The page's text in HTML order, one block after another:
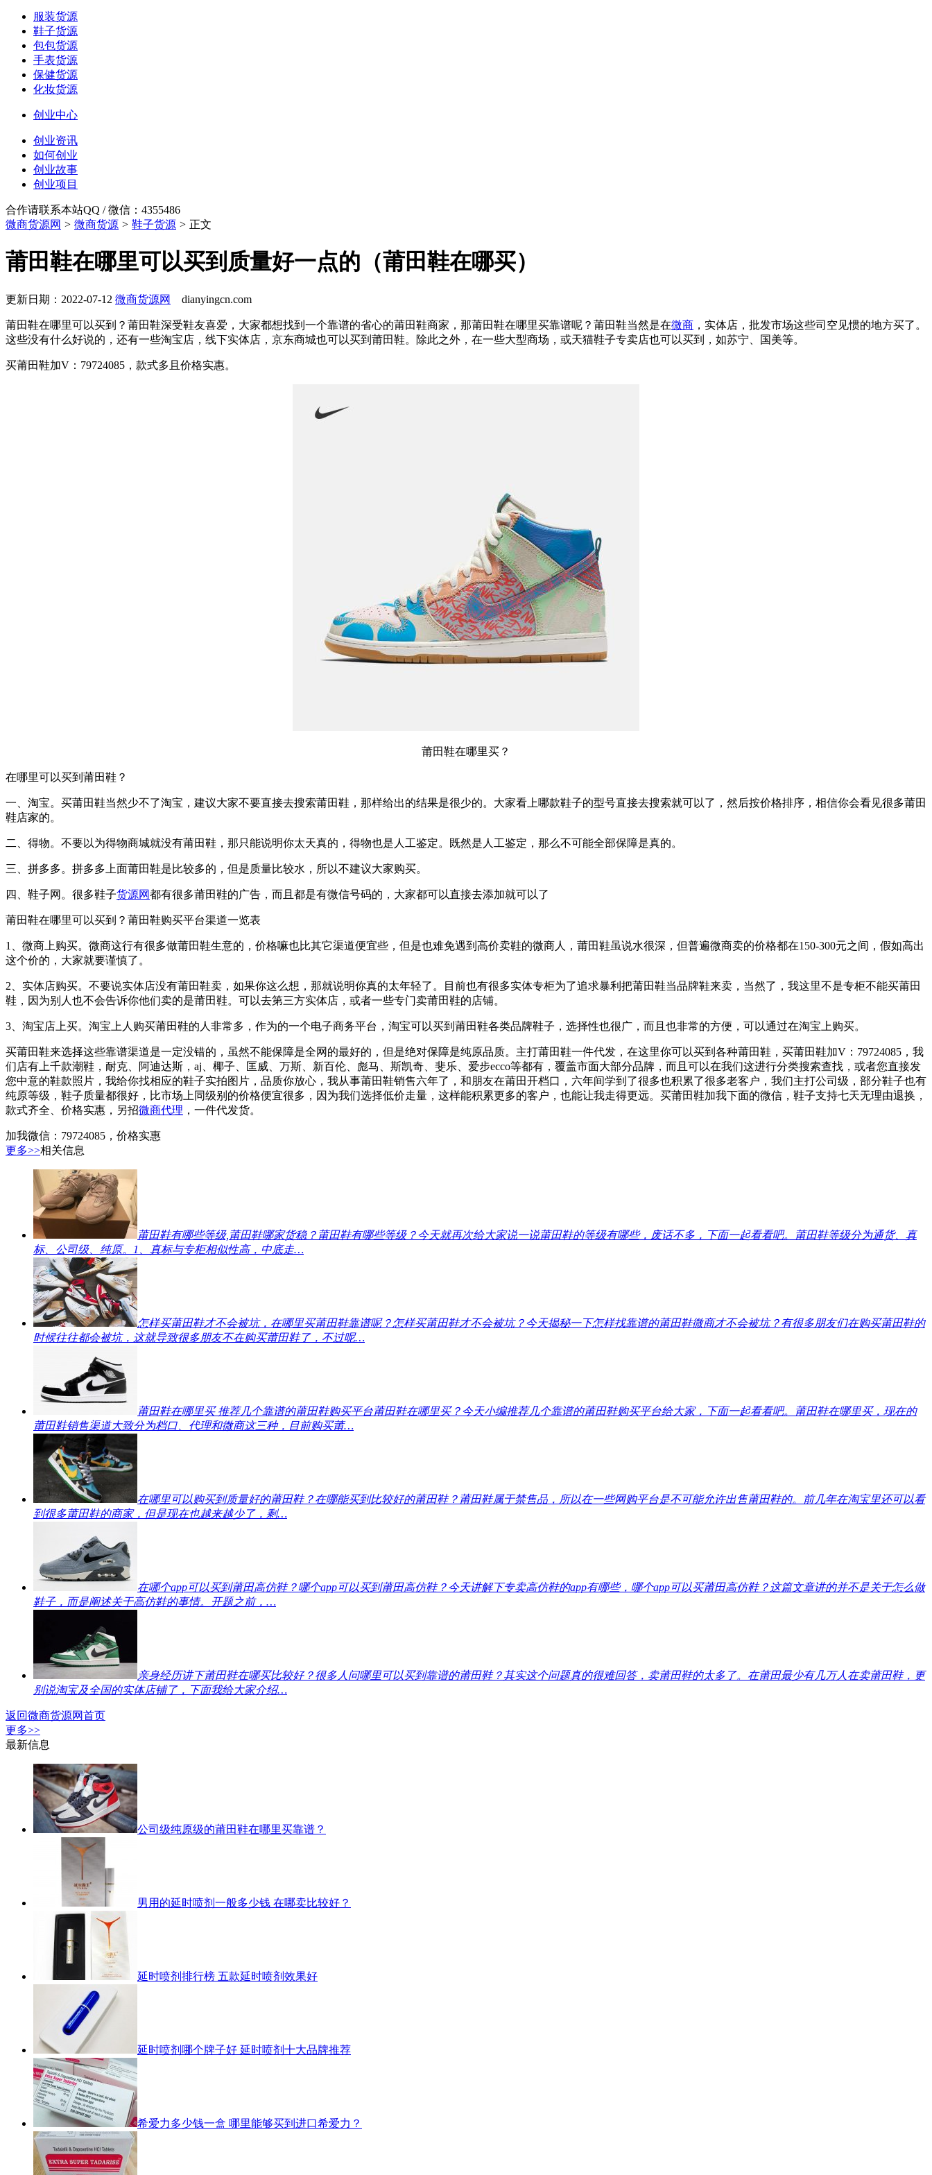
服装货源
鞋子货源
包包货源
手表货源
保健货源
化妆货源
创业中心
创业资讯
如何创业
创业故事
创业项目
合作请联系本站QQ / 微信：4355486
微商货源网 > 微商货源 > 鞋子货源 > 正文
莆田鞋在哪里可以买到质量好一点的（莆田鞋在哪买）
更新日期：2022-07-12 微商货源网 dianyingcn.com
莆田鞋在哪里可以买到？莆田鞋深受鞋友喜爱，大家都想找到一个靠谱的省心的莆田鞋商家，那莆田鞋在哪里买靠谱呢？莆田鞋当然是在微商 ，实体店，批发市场这些司空见惯的地方买了。
这些没有什么好说的，还有一些淘宝店，线下实体店，京东商城也可以买到莆田鞋。除此之外，在一些大型商场，或天猫鞋子专卖店也可以买到，如苏宁、国美等。
买莆田鞋加V：79724085，款式多且价格实惠。
莆田鞋在哪里买？
在哪里可以买到莆田鞋？
一、淘宝。买莆田鞋当然少不了淘宝，建议大家不要直接去搜索莆田鞋，那样给出的结果是很少的。大家看上哪款鞋子的型号直接去搜索就可以了，然后按价格排序，相信你会看见很多莆田
鞋店家的。
二、得物。不要以为得物商城就没有莆田鞋，那只能说明你太天真的，得物也是人工鉴定。既然是人工鉴定，那么不可能全部保障是真的。
三、拼多多。拼多多上面莆田鞋是比较多的，但是质量比较水，所以不建议大家购买。
四、鞋子网。很多鞋子货源网都有很多莆田鞋的广告，而且都是有微信号码的，大家都可以直接去添加就可以了
莆田鞋在哪里可以买到？莆田鞋购买平台渠道一览表
1、微商上购买。微商这行有很多做莆田鞋生意的，价格嘛也比其它渠道便宜些，但是也难免遇到高价卖鞋的微商人，莆田鞋虽说水很深，但普遍微商卖的价格都在150-300元之间，假如高出
这个价的，大家就要谨慎了。
2、实体店购买。不要说实体店没有莆田鞋卖，如果你这么想，那就说明你真的太年轻了。目前也有很多实体专柜为了追求暴利把莆田鞋当品牌鞋来卖，当然了，我这里不是专柜不能买莆田
鞋，因为别人也不会告诉你他们卖的是莆田鞋。可以去第三方实体店，或者一些专门卖莆田鞋的店铺。
3、淘宝店上买。淘宝上人购买莆田鞋的人非常多，作为的一个电子商务平台，淘宝可以买到莆田鞋各类品牌鞋子，选择性也很广，而且也非常的方便，可以通过在淘宝上购买。
买莆田鞋来选择这些靠谱渠道是一定没错的，虽然不能保障是全网的最好的，但是绝对保障是纯原品质。主打莆田鞋一件代发，在这里你可以买到各种莆田鞋，买莆田鞋加V：79724085，我
们店有上千款潮鞋，耐克、阿迪达斯，aj、椰子、匡威、万斯、新百伦、彪马、斯凯奇、斐乐、爱步ecco等都有，覆盖市面大部分品牌，而且可以在我们这进行分类搜索查找，或者您直接发
您中意的鞋款照片，我给你找相应的鞋子实拍图片，品质你放心，我从事莆田鞋销售六年了，和朋友在莆田开档口，六年间学到了很多也积累了很多老客户，我们主打公司级，部分鞋子也有
纯原等级，鞋子质量都很好，比市场上同级别的价格便宜很多，因为我们选择低价走量，这样能积累更多的客户，也能让我走得更远。买莆田鞋加我下面的微信，鞋子支持七天无理由退换，
款式齐全、价格实惠，另招微商代理 ，一件代发货。
加我微信：79724085，价格实惠
更多>>相关信息
莆田鞋有哪些等级,莆田鞋哪家货稳？ 莆田鞋有哪些等级？今天就再次给大家说一说莆田鞋的等级有哪些，废话不多，下面一起看看吧。莆田鞋等级分为通货、真
标、公司级、纯原。1、真标与专柜相似性高，中底走…
怎样买莆田鞋才不会被坑，在哪里买莆田鞋靠谱呢？怎样买莆田鞋才不会被坑？今天揭秘一下怎样找靠谱的莆田鞋微商才不会被坑？有很多朋友们在购买莆田鞋的
时候往往都会被坑，这就导致很多朋友不在购买莆田鞋了，不过呢…
莆田鞋在哪里买 推荐几个靠谱的莆田鞋购买平台莆田鞋在哪里买？今天小编推荐几个靠谱的莆田鞋购买平台给大家，下面一起看看吧。莆田鞋在哪里买，现在的
莆田鞋销售渠道大致分为档口、代理和微商这三种，目前购买莆…
在哪里可以购买到质量好的莆田鞋？在哪能买到比较好的莆田鞋？莆田鞋属于禁售品，所以在一些网购平台是不可能允许出售莆田鞋的。前几年在淘宝里还可以看
到很多莆田鞋的商家，但是现在也越来越少了，剩…
在哪个app可以买到莆田高仿鞋？哪个app可以买到莆田高仿鞋？今天讲解下专卖高仿鞋的app有哪些，哪个app可以买莆田高仿鞋？这篇文章讲的并不是关于怎么做
鞋子，而是阐述关于高仿鞋的事情。开题之前，…
亲身经历讲下莆田鞋在哪买比较好？很多人问哪里可以买到靠谱的莆田鞋？其实这个问题真的很难回答，卖莆田鞋的太多了。在莆田最少有几万人在卖莆田鞋，更
别说淘宝及全国的实体店铺了，下面我给大家介绍…
返回微商货源网首页
更多>>
最新信息
公司级纯原级的莆田鞋在哪里买靠谱？
男用的延时喷剂一般多少钱 在哪卖比较好？
延时喷剂排行榜 五款延时喷剂效果好
延时喷剂哪个牌子好 延时喷剂十大品牌推荐
希爱力多少钱一盒 哪里能够买到进口希爱力？